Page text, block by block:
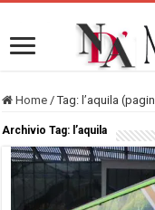
Home / Tag: l’aquila
Archivio Tag: l’aquila